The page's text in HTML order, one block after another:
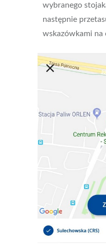
wybranego
następnie
wskazówkami na